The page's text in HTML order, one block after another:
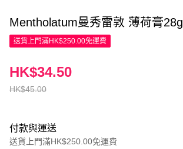
Mentholatum曼秀雷敦 薄荷膏28g
送貨上門滿HK$250.00免運費
HK$45.00
HK$34.50
付款與運送
送貨上門滿HK$250.00免運費